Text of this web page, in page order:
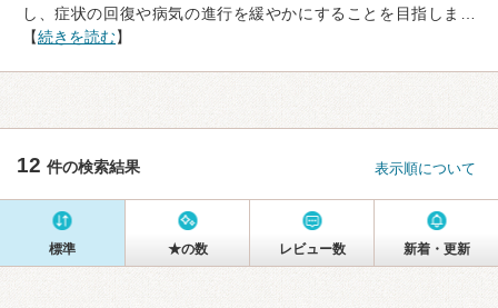
し、症状の回復や病気の進行を緩やかにすることを目指しま…
【続きを読む】
12 件の検索結果 表示順について
標準 ★の数 レビュー数 新着・更新